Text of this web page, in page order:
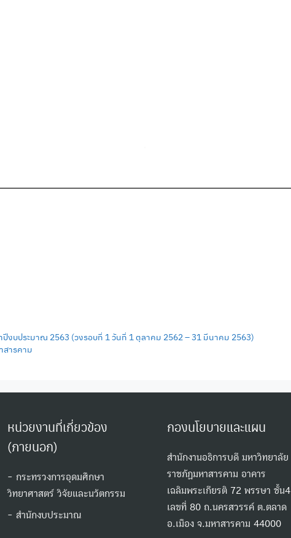
งบประมาณ 2563 (วงรอบที่ 1 วันที่ 1 ตุลาคม 2562 – 31 มีนาคม 2563)
สารคาม
หน่วยงานที่เกี่ยวข้อง
(ภายนอก)
- กระทรวงการอุดมศึกษา
วิทยาศาสตร์ วิจัยและนวัตกรรม
- สํานักงบประมาณ
กองนโยบายและแผน
สำนักงานอธิการบดี มหาวิทยาลัย
ราชภัฏมหาสารคาม อาคาร
เฉลิมพระเกียรติ 72 พรรษา ชั้น4
เลขที่ 80 ถ.นครสวรรค์ ต.ตลาด
อ.เมือง จ.มหาสารคาม 44000